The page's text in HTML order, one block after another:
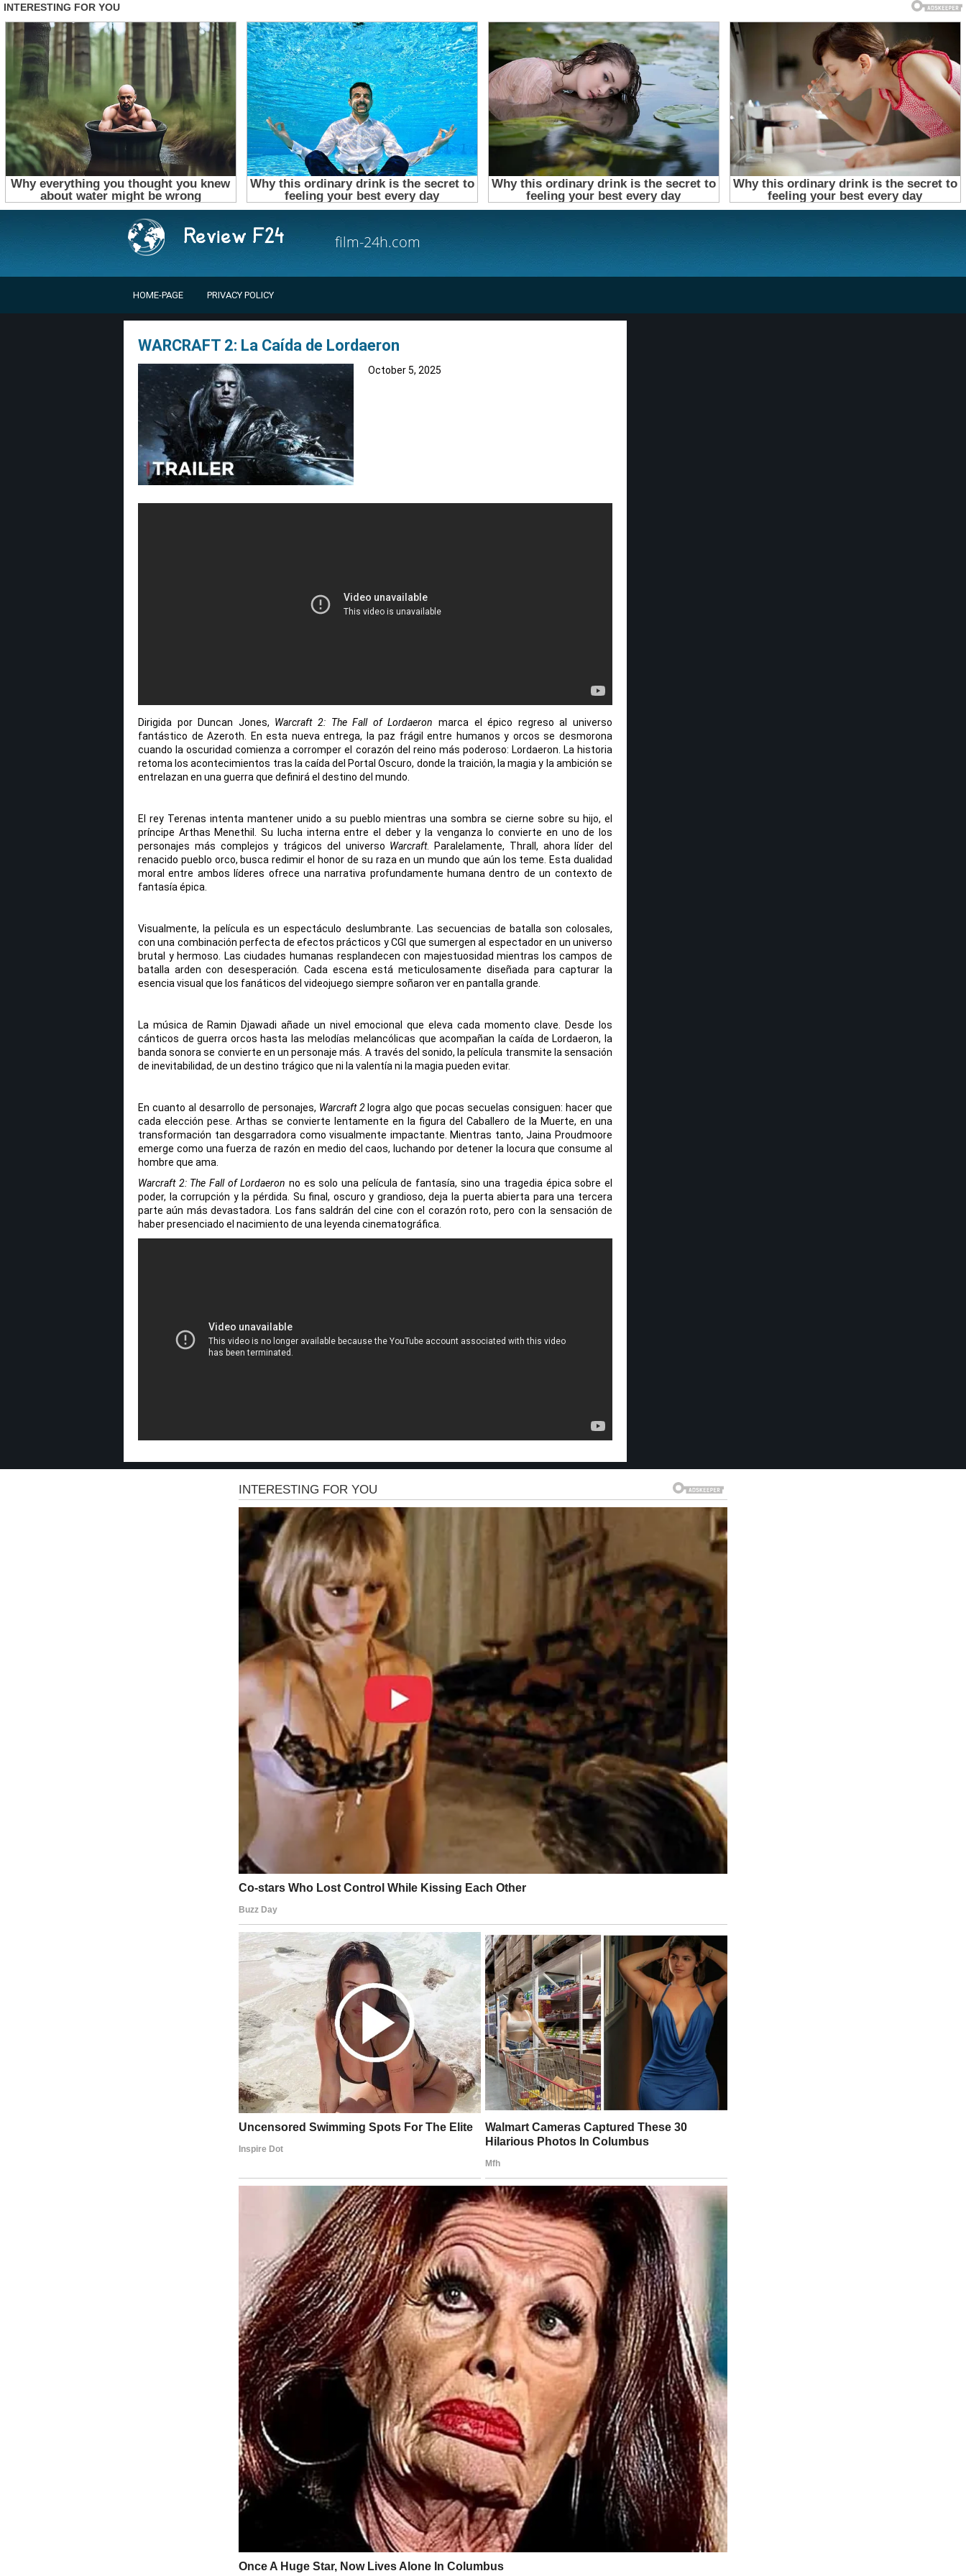
film-24h.com
HOME-PAGE PRIVACY POLICY
WARCRAFT 2: La Caída de Lordaeron
October 5, 2025
Dirigida por Duncan Jones, Warcraft 2: The Fall of Lordaeron marca el épico regreso al universo
fantástico de Azeroth. En esta nueva entrega, la paz frágil entre humanos y orcos se desmorona
cuando la oscuridad comienza a corromper el corazón del reino más poderoso: Lordaeron. La historia
retoma los acontecimientos tras la caída del Portal Oscuro, donde la traición, la magia y la ambición se
entrelazan en una guerra que definirá el destino del mundo.
El rey Terenas intenta mantener unido a su pueblo mientras una sombra se cierne sobre su hijo, el
príncipe Arthas Menethil. Su lucha interna entre el deber y la venganza lo convierte en uno de los
personajes más complejos y trágicos del universo Warcraft. Paralelamente, Thrall, ahora líder del
renacido pueblo orco, busca redimir el honor de su raza en un mundo que aún los teme. Esta dualidad
moral entre ambos líderes ofrece una narrativa profundamente humana dentro de un contexto de
fantasía épica.
Visualmente, la película es un espectáculo deslumbrante. Las secuencias de batalla son colosales,
con una combinación perfecta de efectos prácticos y CGI que sumergen al espectador en un universo
brutal y hermoso. Las ciudades humanas resplandecen con majestuosidad mientras los campos de
batalla arden con desesperación. Cada escena está meticulosamente diseñada para capturar la
esencia visual que los fanáticos del videojuego siempre soñaron ver en pantalla grande.
La música de Ramin Djawadi añade un nivel emocional que eleva cada momento clave. Desde los
cánticos de guerra orcos hasta las melodías melancólicas que acompañan la caída de Lordaeron, la
banda sonora se convierte en un personaje más. A través del sonido, la película transmite la sensación
de inevitabilidad, de un destino trágico que ni la valentía ni la magia pueden evitar.
En cuanto al desarrollo de personajes, Warcraft 2logra algo que pocas secuelas consiguen: hacer que
cada elección pese. Arthas se convierte lentamente en la figura del Caballero de la Muerte, en una
transformación tan desgarradora como visualmente impactante. Mientras tanto, Jaina Proudmoore
emerge como una fuerza de razón en medio del caos, luchando por detener la locura que consume al
hombre que ama.
Warcraft 2: The Fall of Lordaeron no es solo una película de fantasía, sino una tragedia épica sobre el
poder, la corrupción y la pérdida. Su final, oscuro y grandioso, deja la puerta abierta para una tercera
parte aún más devastadora. Los fans saldrán del cine con el corazón roto, pero con la sensación de
haber presenciado el nacimiento de una leyenda cinematográfica.